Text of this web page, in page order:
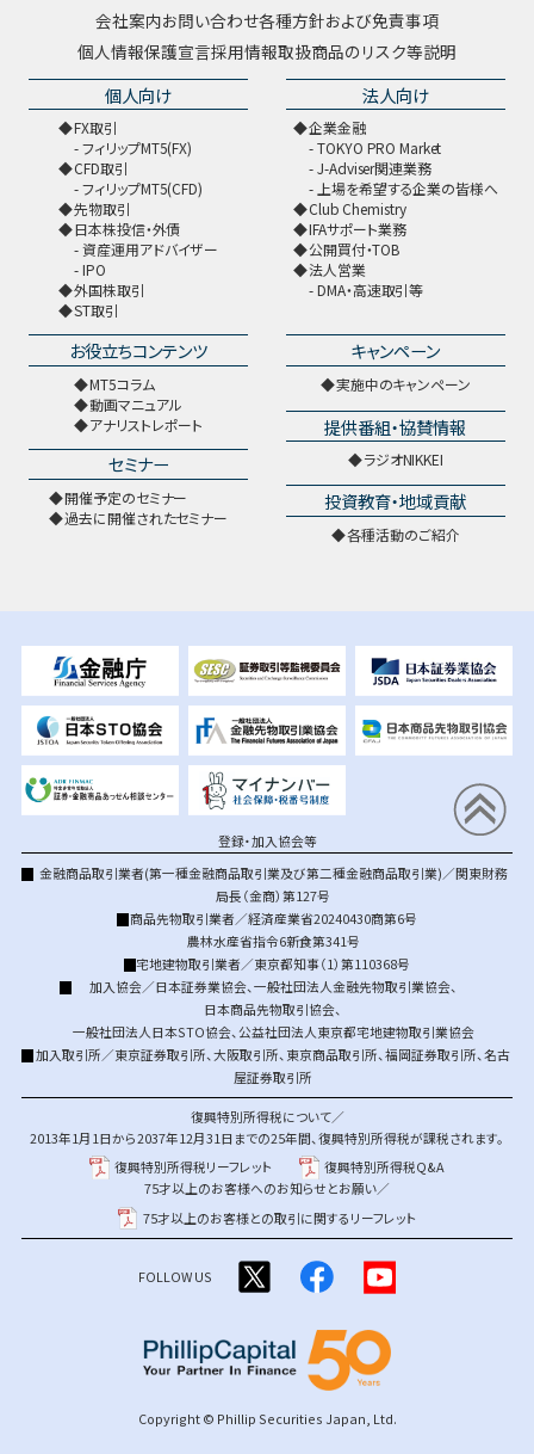
会社案内お問い合わせ各種方針および免責事項
個人情報保護宣言採用情報取扱商品のリスク等説明
個人向け
FX取引
フィリップMT5(FX)
CFD取引
フィリップMT5(CFD)
先物取引
日本株投信・外債
資産運用アドバイザー
IPO
外国株取引
ST取引
法人向け
企業金融
TOKYO PRO Market
J-Adviser関連業務
上場を希望する企業の皆様へ
Club Chemistry
IFAサポート業務
公開買付・TOB
法人営業
DMA・高速取引等
お役立ちコンテンツ
MT5コラム
動画マニュアル
アナリストレポート
セミナー
開催予定のセミナー
過去に開催されたセミナー
キャンペーン
実施中のキャンペーン
提供番組・協賛情報
ラジオNIKKEI
投資教育・地域貢献
各種活動のご紹介
登録・加入協会等
金融商品取引業者(第一種金融商品取引業及び第二種金融商品取引業)／関東財務
局長（金商）第127号
商品先物取引業者／経済産業省20240430商第6号
農林水産省指令6新食第341号
宅地建物取引業者／東京都知事（1）第110368号
加入協会／日本証券業協会、一般社団法人金融先物取引業協会、
日本商品先物取引協会、
一般社団法人日本STO協会、公益社団法人東京都宅地建物取引業協会
加入取引所／東京証券取引所、大阪取引所、 東京商品取引所、福岡証券取引所、名古
屋証券取引所
復興特別所得税について／
2013年1月1日から2037年12月31日までの25年間、復興特別所得税が課税されます。
復興特別所得税リーフレット
復興特別所得税Q&A
75才以上のお客様へのお知らせとお願い／
75才以上のお客様との取引に関するリーフレット
FOLLOW US
Copyright © Phillip Securities Japan, Ltd.